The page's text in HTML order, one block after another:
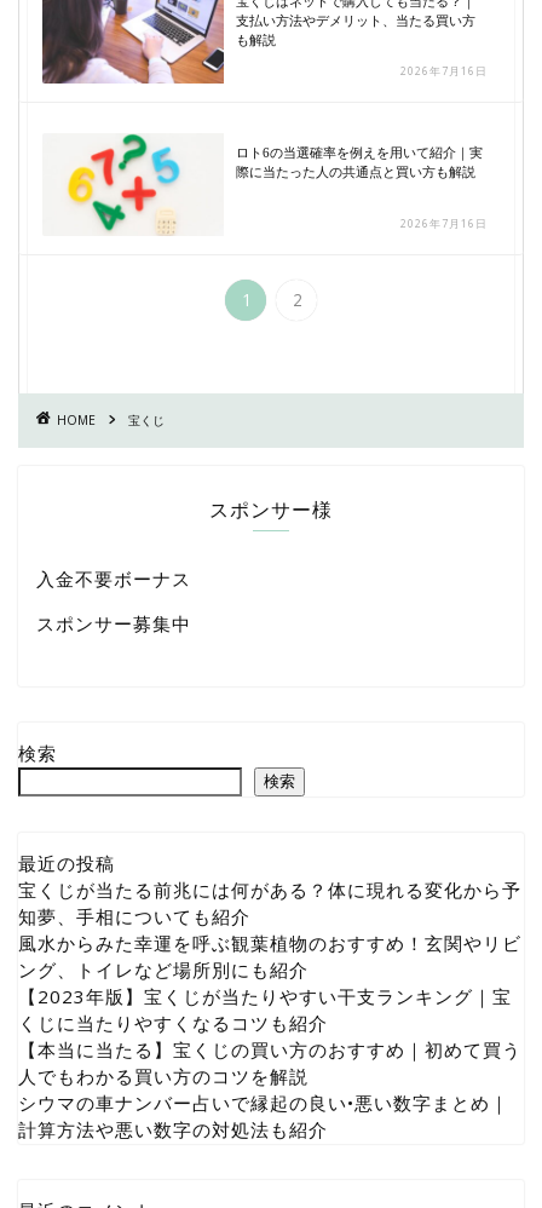
支払い方法やデメリット、当たる買い方
も解説
2026年7月16日
ロト6の当選確率を例えを用いて紹介｜実
際に当たった人の共通点と買い方も解説
2026年7月16日
1 2
HOME 宝くじ
スポンサー様
入金不要ボーナス
スポンサー募集中
検索
検索
最近の投稿
宝くじが当たる前兆には何がある？体に現れる変化から予
知夢、手相についても紹介
風水からみた幸運を呼ぶ観葉植物のおすすめ！玄関やリビ
ング、トイレなど場所別にも紹介
【2023年版】宝くじが当たりやすい干支ランキング｜宝
くじに当たりやすくなるコツも紹介
【本当に当たる】宝くじの買い方のおすすめ｜初めて買う
人でもわかる買い方のコツを解説
シウマの車ナンバー占いで縁起の良い•悪い数字まとめ｜
計算方法や悪い数字の対処法も紹介